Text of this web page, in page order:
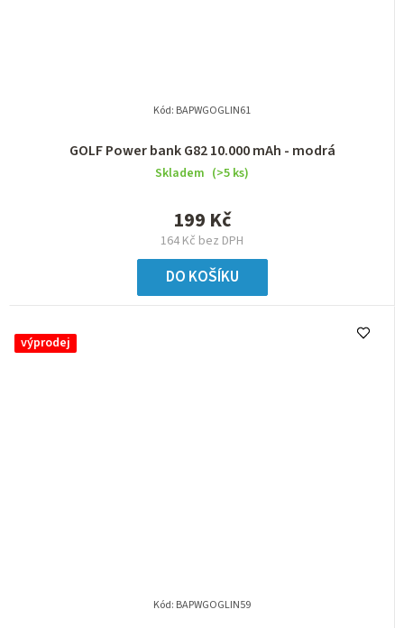
GOLF Power bank G82 10.000 mAh - modrá
Skladem (>5 ks)
164 Kč bez DPH
199 Kč
DO KOŠÍKU
Kód: BAPWGOGLIN61
výprodej
Kód: BAPWGOGLIN59